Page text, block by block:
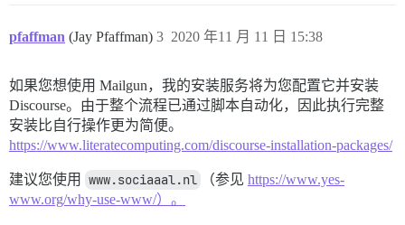
pfaffman (Jay Pfaffman) 2020 年11 月 11 日 15:38
3
如果您想使用 Mailgun，我的安装服务将为您配置它并安装
Discourse。由于整个流程已通过脚本自动化，因此执行完整
安装比自行操作更为简便。
https://www.literatecomputing.com/discourse-installation-packages/
建议您使用 www.sociaaal.nl （参见 https://www.yes-
www.org/why-use-www/）。